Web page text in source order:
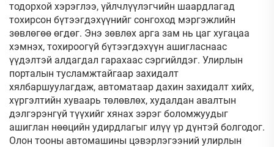
тодорхой хэрэглээ, үйлчлүүлэгчийн шаардлагад
тохирсон бүтээгдэхүүнийг сонгоход мэргэжлийн
зөвлөгөө өгдөг. Энэ зөвлөх арга зам нь цаг хугацаа
хэмнэх, тохироогүй бүтээгдэхүүн ашигласнаас
үүдэлтэй алдагдал гарахаас сэргийлдэг. Улирлын
порталын тусламжтайгаар захидалт
хялбаршуулагдаж, автоматаар дахин захидалт хийх,
хүргэлтийн хуваарь төлөвлөх, худалдан авалтын
дэлгэрэнгүй түүхийг хянах зэрэг боломжуудыг
ашиглан нөөцийн удирдлагыг илүү үр дүнтэй болгодог.
Олон тооны автомашины цэвэрлэгээний улирлын